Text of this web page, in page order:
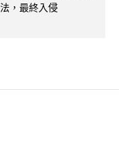
，最終入侵